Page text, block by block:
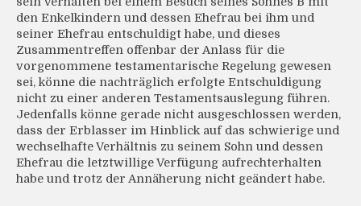
den Enkelkindern und dessen Ehefrau bei ihm und
seiner Ehefrau entschuldigt habe, und dieses
Zusammentreffen offenbar der Anlass für die
vorgenommene testamentarische Regelung gewesen
sei, könne die nachträglich erfolgte Entschuldigung
nicht zu einer anderen Testamentsauslegung führen.
Jedenfalls könne gerade nicht ausgeschlossen werden,
dass der Erblasser im Hinblick auf das schwierige und
wechselhafte Verhältnis zu seinem Sohn und dessen
Ehefrau die letztwillige Verfügung aufrechterhalten
habe und trotz der Annäherung nicht geändert habe.